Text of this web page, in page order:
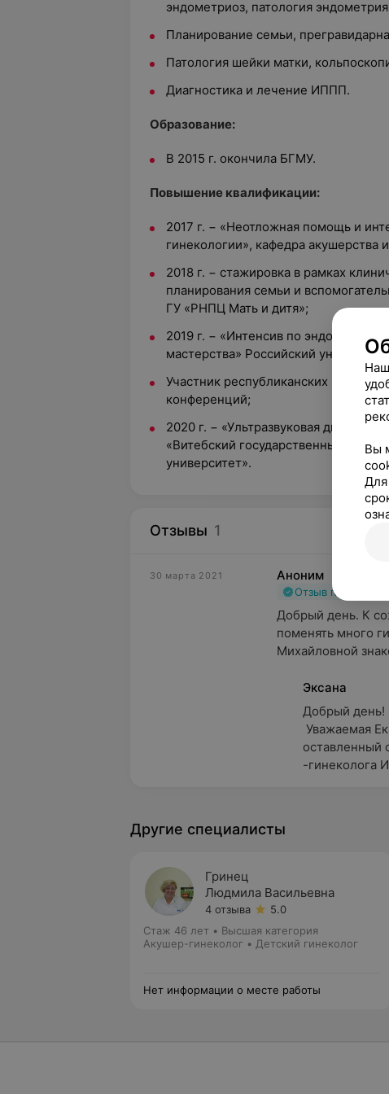
эндометриоз, патология
Планирование семьи,
Патология шейки матки,
Диагностика и лечение ИППП.
Образование:
В 2015 г. окончила БГМУ.
Повышение квалификации:
2017 г. − «Неотложная помощь и
гинекологии», кафедра
2018 г. − стажировка в рамках
планирования семьи и
ГУ «РНПЦ Мать и дитя»;
2019 г. − «Интенсив по эндокринной
мастерства» Российский
Участник республиканских и
конференций;
2020 г. − «Ультразвуковая
«Витебский государственный
университет».
Отзывы 1
30 марта 2021 Аноним
Отзыв
Добрый день. К
поменять много
Михайловной
Эксана
Добрый день!
оставленный
-гинеколога
Другие специалисты
Гринец
Людмила Васильевна
4 отзыва
5.0
Стаж 46 лет • Высшая категория
Акушер-гинеколог • Детский гинеколог
Нет информации о месте работы
Вы